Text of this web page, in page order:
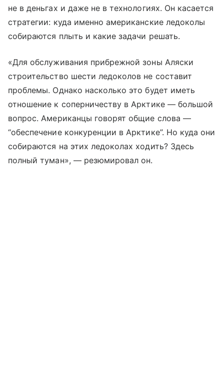
не в деньгах и даже не в технологиях. Он касается
стратегии: куда именно американские ледоколы
собираются плыть и какие задачи решать.
«Для обслуживания прибрежной зоны Аляски
строительство шести ледоколов не составит
проблемы. Однако насколько это будет иметь
отношение к соперничеству в Арктике — большой
вопрос. Американцы говорят общие слова —
“обеспечение конкуренции в Арктике”. Но куда они
собираются на этих ледоколах ходить? Здесь
полный туман», — резюмировал он.